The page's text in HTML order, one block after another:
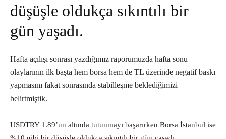
düşüşle oldukça sıkıntılı bir
gün yaşadı.
Hafta açılışı sonrası yazdığımız raporumuzda hafta sonu
olaylarının ilk başta hem borsa hem de TL üzerinde negatif baskı
yapmasını fakat sonrasında stabilleşme beklediğimizi
belirtmiştik.
USDTRY 1.89’un altında tutunmayı başarırken Borsa İstanbul ise